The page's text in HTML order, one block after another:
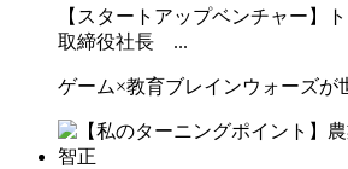
【スタートアップベンチャー】
取締役社長 ...
ゲーム×教育ブレインウォーズが